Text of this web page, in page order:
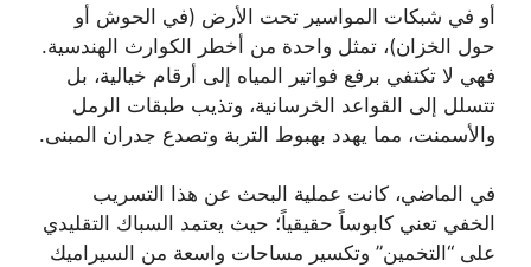
أو في شبكات المواسير تحت الأرض (في الحوش أو
حول الخزان)، تمثل واحدة من أخطر الكوارث الهندسية.
فهي لا تكتفي برفع فواتير المياه إلى أرقام خيالية، بل
تتسلل إلى القواعد الخرسانية، وتذيب طبقات الرمل
والأسمنت، مما يهدد بهبوط التربة وتصدع جدران المبنى.
في الماضي، كانت عملية البحث عن هذا التسريب
الخفي تعني كابوساً حقيقياً؛ حيث يعتمد السباك التقليدي
على “التخمين” وتكسير مساحات واسعة من السيراميك